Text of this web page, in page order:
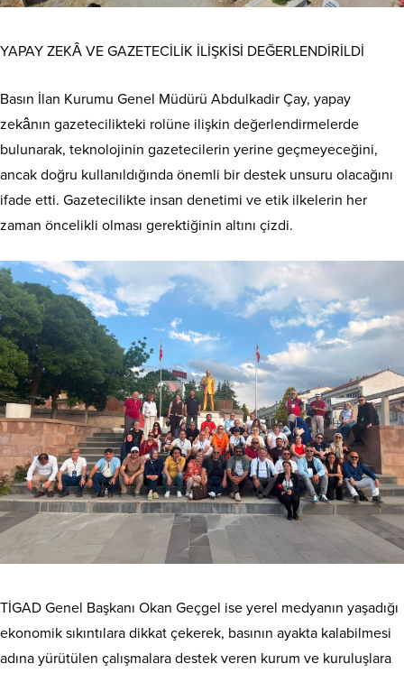
YAPAY ZEKÂ VE GAZETECİLİK İLİŞKİSİ DEĞERLENDİRİLDİ
Basın İlan Kurumu Genel Müdürü Abdulkadir Çay, yapay
zekânın gazetecilikteki rolüne ilişkin değerlendirmelerde
bulunarak, teknolojinin gazetecilerin yerine geçmeyeceğini,
ancak doğru kullanıldığında önemli bir destek unsuru olacağını
ifade etti. Gazetecilikte insan denetimi ve etik ilkelerin her
zaman öncelikli olması gerektiğinin altını çizdi.
TİGAD Genel Başkanı Okan Geçgel ise yerel medyanın yaşadığı
ekonomik sıkıntılara dikkat çekerek, basının ayakta kalabilmesi
adına yürütülen çalışmalara destek veren kurum ve kuruluşlara